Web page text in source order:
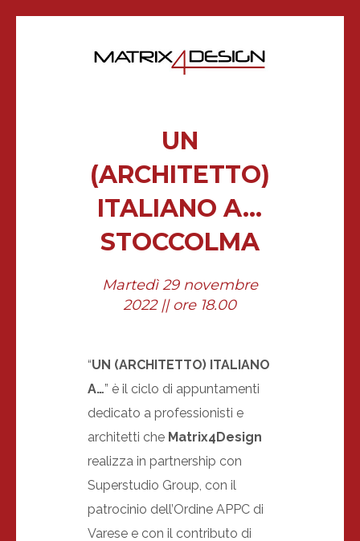
UN
(ARCHITETTO)
ITALIANO A…
STOCCOLMA
Martedì 29 novembre
2022 || ore 18.00
“UN (ARCHITETTO) ITALIANO
A…” è il ciclo di appuntamenti
dedicato a professionisti e
architetti che Matrix4Design
realizza in partnership con
Superstudio Group, con il
patrocinio dell’Ordine APPC di
Varese e con il contributo di